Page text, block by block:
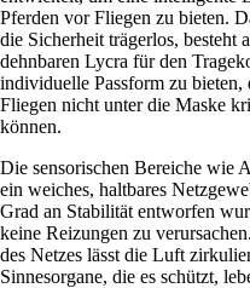
Pferden vor Fliegen zu bieten.
die Sicherheit trägerlos, besteht
dehnbaren Lycra für den
individuelle Passform zu bieten,
Fliegen nicht unter die Maske
können.
Die sensorischen Bereiche wie
ein weiches, haltbares
Grad an Stabilität entworfen
keine Reizungen zu
des Netzes lässt die Luft
Sinnesorgane, die es schützt,